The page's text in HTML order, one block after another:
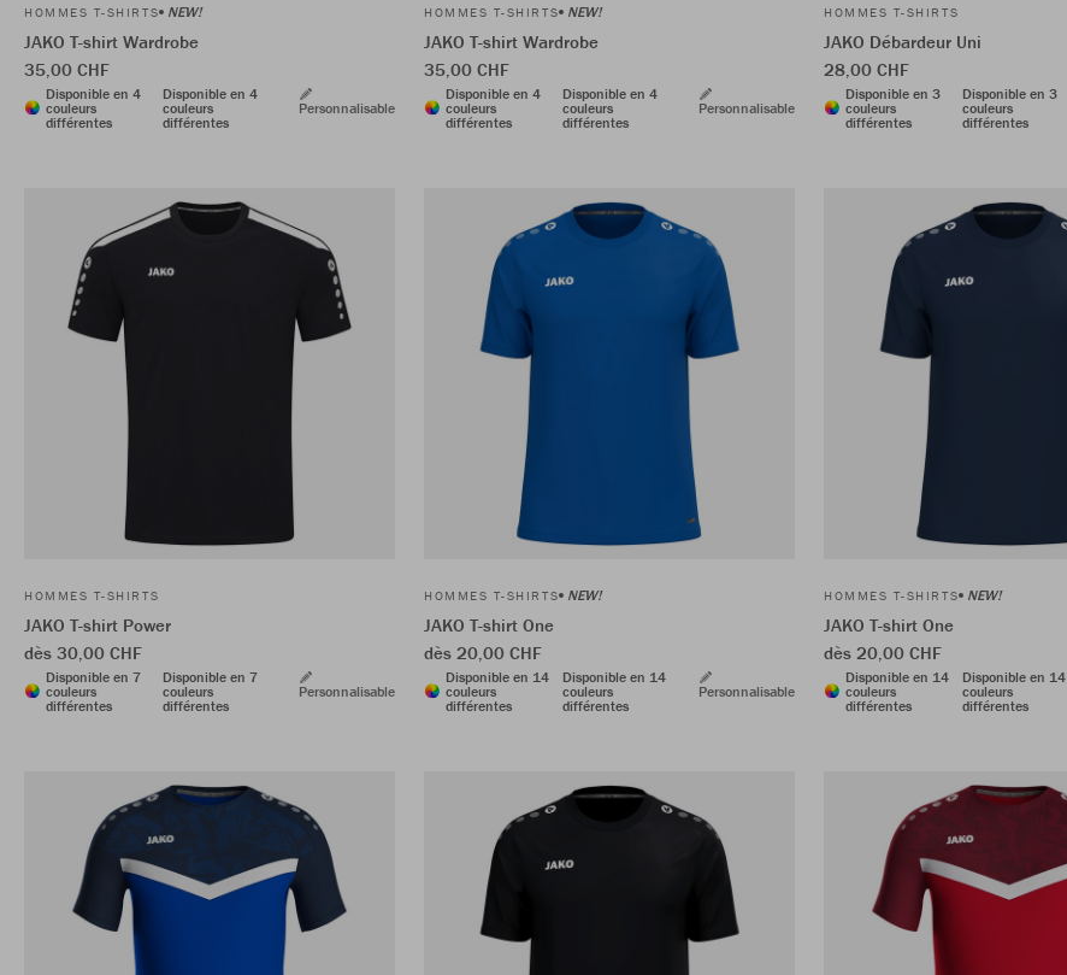
HOMMES T-SHIRTS NEW!
JAKO T-shirt Wardrobe
35,00 CHF
Disponible en 4
couleurs
différentes
Disponible en 4
couleurs
différentes
Personnalisable
HOMMES T-SHIRTS NEW!
JAKO T-shirt Wardrobe
35,00 CHF
Disponible en 4
couleurs
différentes
Disponible en 4
couleurs
différentes
Personnalisable
HOMMES T-SHIRTS
JAKO Débardeur Uni
28,00 CHF
Disponible en 3
couleurs
différentes
Disponible en 3
couleurs
différentes
HOMMES T-SHIRTS
JAKO T-shirt Power
dès 30,00 CHF
Disponible en 7
couleurs
différentes
Disponible en 7
couleurs
différentes
Personnalisable
HOMMES T-SHIRTS NEW!
JAKO T-shirt One
dès 20,00 CHF
Disponible en 14
couleurs
différentes
Disponible en 14
couleurs
différentes
Personnalisable
HOMMES T-SHIRTS NEW!
JAKO T-shirt One
dès 20,00 CHF
Disponible en 14
couleurs
différentes
Disponible en 14
couleurs
différentes